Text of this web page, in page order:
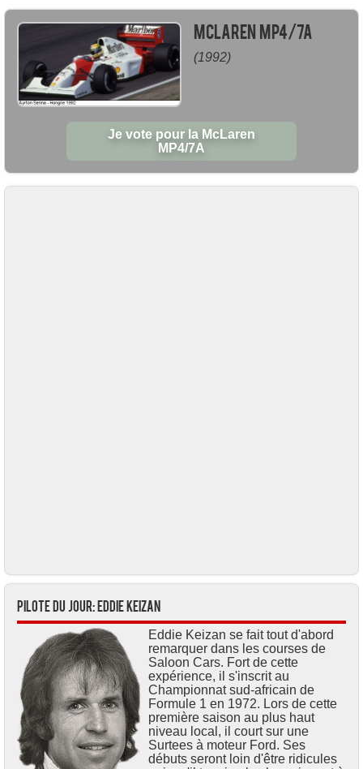
McLaren MP4/7A
(1992)
Je vote pour la McLaren
MP4/7A
Pilote du jour: Eddie KEIZAN
Eddie Keizan se fait tout d'abord
remarquer dans les courses de
Saloon Cars. Fort de cette
expérience, il s'inscrit au
Championnat sud-africain de
Formule 1 en 1972. Lors de cette
première saison au plus haut
niveau local, il court sur une
Surtees à moteur Ford. Ses
débuts seront loin d'être ridicules